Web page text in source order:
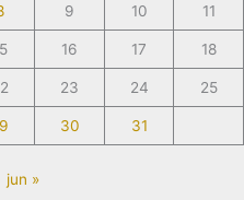
9 10 11
16 17 18
23 24 25
30 31
jun »